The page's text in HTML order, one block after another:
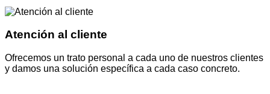
Atención al cliente
Ofrecemos un trato personal a cada uno de nuestros clientes
y damos una solución específica a cada caso concreto.